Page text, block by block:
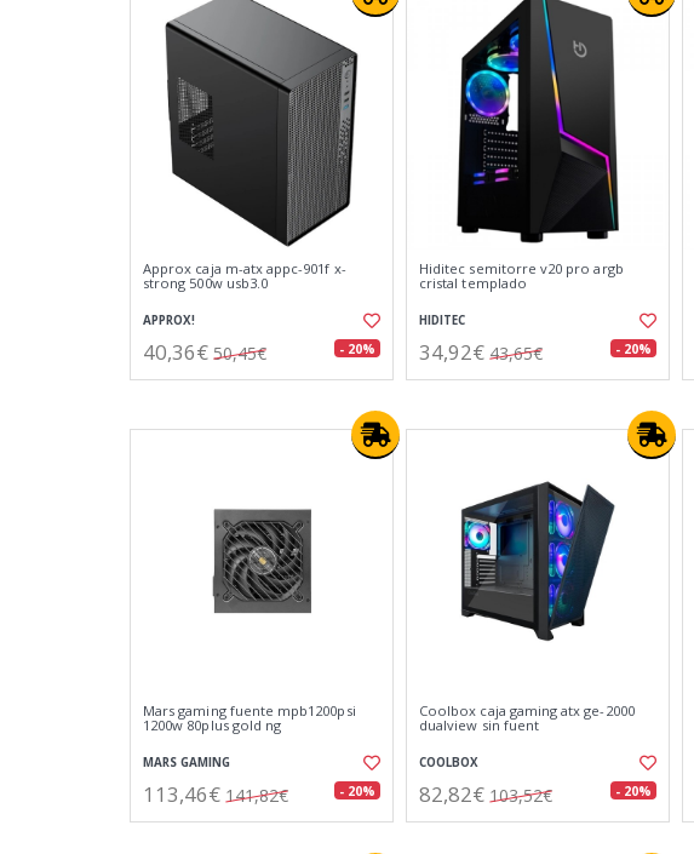
Approx caja m-atx appc-901f x-
strong 500w usb3.0
APPROX!
40,36€ 50,45€ - 20%
Hiditec semitorre v20 pro argb
cristal templado
HIDITEC
34,92€ 43,65€ - 20%
Mars gaming fuente mpb1200psi
1200w 80plus gold ng
MARS GAMING
113,46€ 141,82€ - 20%
Coolbox caja gaming atx ge-2000
dualview sin fuent
COOLBOX
82,82€ 103,52€ - 20%